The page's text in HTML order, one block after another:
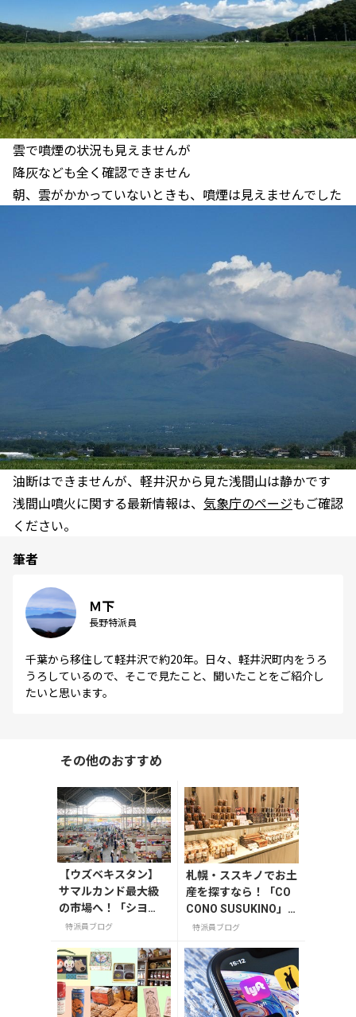
雲で噴煙の状況も見えませんが
降灰なども全く確認できません
朝、雲がかかっていないときも、噴煙は見えませんでした
油断はできませんが、軽井沢から見た浅間山は静かです
浅間山噴火に関する最新情報は、 気象庁のページもご確認
ください。
筆者
Ｍ下
長野特派員
千葉から移住して軽井沢で約20年。日々、軽井沢町内をうろ
うろしているので、そこで見たこと、聞いたことをご紹介し
たいと思います。
その他のおすすめ
【ウズベキスタン】
サマルカンド最大級
の市場へ！「シヨ
ブ・バザール」で購
選
特派員ブログ
札幌・ススキノでお土
産を探すなら！「CO
CONO SUSUKINO」
お土産編
特派員ブログ